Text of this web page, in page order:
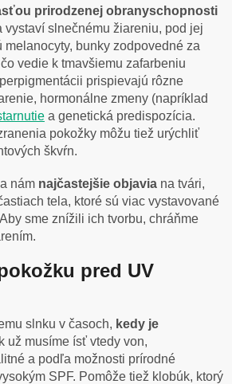
prirodzenej obranyschopnosti
vystaví slnečnému žiareniu, pod jej
melanocyty, bunky zodpovedné za
vedie k tmavšiemu zafarbeniu
prispievajú rôzne
hormonálne zmeny (napríklad
a genetická predispozícia.
pokožky môžu tiež urýchliť
škvŕn.
nám najčastejšie objavia na tvári,
tela, ktoré sú viac vystavované
sme znížili ich tvorbu, chráňme
pred UV
slnku v časoch, kedy je
už musíme ísť vtedy von,
a podľa možnosti prírodné
SPF. Pomôže tiež klobúk, ktorý